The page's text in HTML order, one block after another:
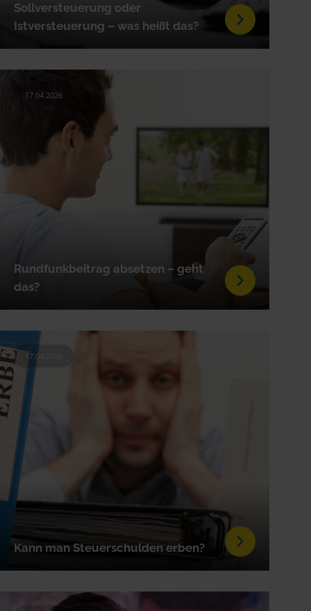
Sollversteuerung oder
Istversteuerung – was heißt das?
Rundfunkbeitrag absetzen – geht
das?
17.04.2026
Kann man Steuerschulden erben?
17.04.2026